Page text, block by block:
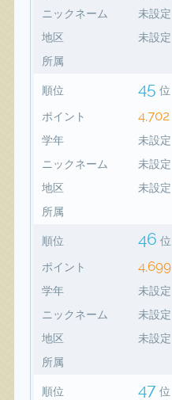
ニックネーム
未設定
地区
未設定
所属
順位 45 位
ポイント 4,702
学年
未設定
ニックネーム
未設定
地区
未設定
所属
順位 46 位
ポイント 4,699
学年
未設定
ニックネーム
未設定
地区
未設定
所属
順位 47 位